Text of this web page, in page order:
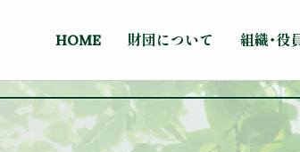
HOME 財団について 組織・役